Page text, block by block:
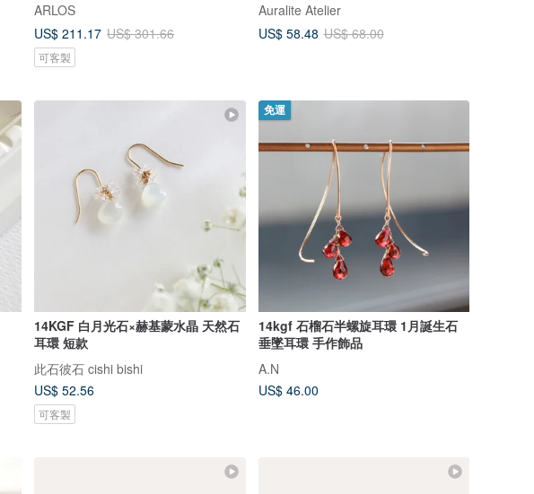
ARLOS
US$ 211.17 US$ 301.66
可客製
Auralite Atelier
US$ 58.48 US$ 68.00
14KGF 白月光石×赫基蒙水晶 天然石
耳環 短款
此石彼石 cishi bishi
US$ 52.56
可客製
免運
14kgf 石榴石半螺旋耳環 1月誕生石
垂墜耳環 手作飾品
A.N
US$ 46.00